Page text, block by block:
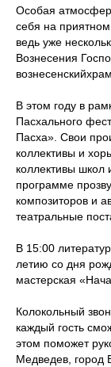
Особая
себя на
ведь уже
Вознесения
В этом году в
Пасхального
Пасха». Свои
коллективы и
коллективы школ
программе
композиторов и
театральные
В 15:00
летию со дня
мастерская
Колокольный
каждый гость
этом поможет
Медведев, город